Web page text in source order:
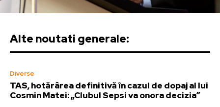
Alte noutati generale:
Diverse
TAS, hotărârea definitivă în cazul de dopaj al lui
Cosmin Matei: „Clubul Sepsi va onora decizia”